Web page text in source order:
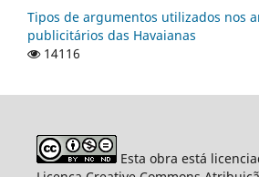
Tipos de argumentos utilizados nos
publicitários das Havaianas
14116
Esta obra está